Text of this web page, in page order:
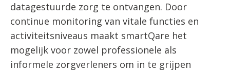
datagestuurde zorg te ontvangen. Door
continue monitoring van vitale functies en
activiteitsniveaus maakt smartQare het
mogelijk voor zowel professionele als
informele zorgverleners om in te grijpen